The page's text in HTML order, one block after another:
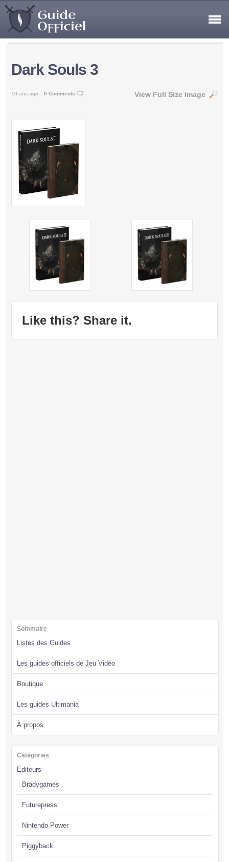
Dark Souls 3
10 ans ago 0 Comments View Full Size Image
Like this? Share it.
Sommaire
Listes des Guides
Les guides officiels de Jeu Vidéo
Boutique
Les guides Ultimania
À propos
Catégories
Editeurs
Bradygames
Futurepress
Nintendo Power
Piggyback